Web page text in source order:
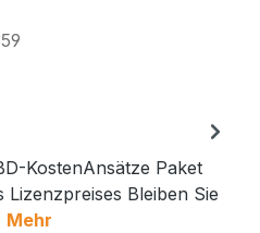
KostenAnsätze Paket
Bleiben Sie
Mehr